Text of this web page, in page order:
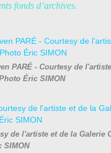
fonds d’archives.
PARÉ - Courtesy de
Éric SIMON
de l'artiste et de la Galerie
SIMON